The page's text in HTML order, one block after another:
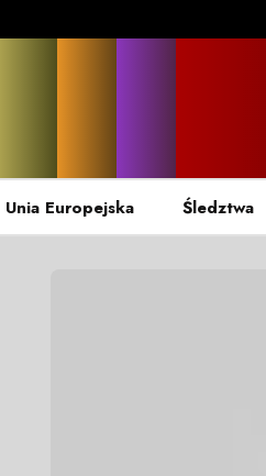
Unia Europejska Śledztwa